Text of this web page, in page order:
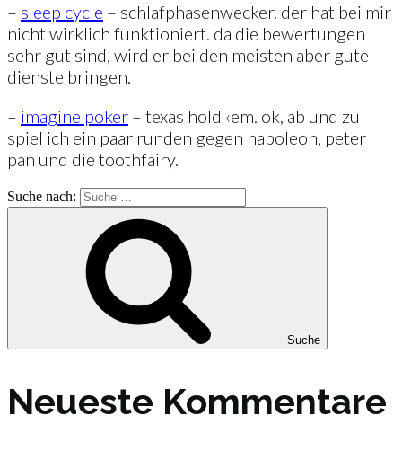
– sleep cycle – schlafphasenwecker. der hat bei mir
nicht wirklich funktioniert. da die bewertungen
sehr gut sind, wird er bei den meisten aber gute
dienste bringen.
– imagine poker – texas hold ‹em. ok, ab und zu
spiel ich ein paar runden gegen napoleon, peter
pan und die toothfairy.
Suche nach:
Suche
Neueste Kommentare